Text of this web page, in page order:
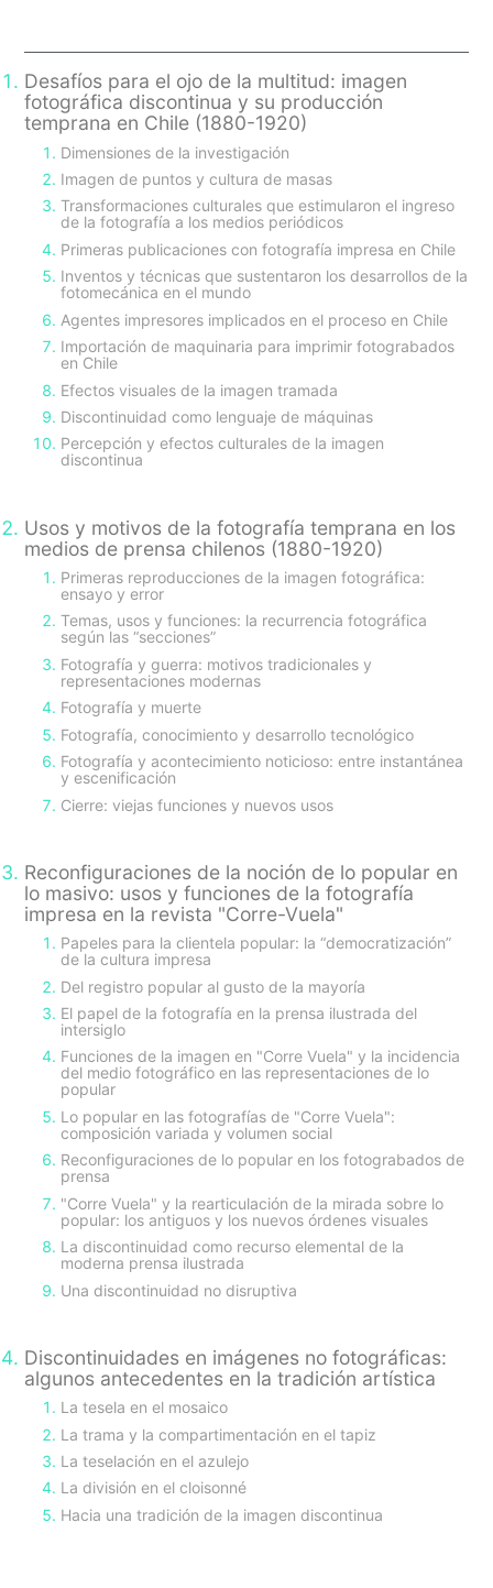
Desafíos para el ojo de la multitud: imagen
fotográfica discontinua y su producción
temprana en Chile (1880-1920)
Dimensiones de la investigación
Imagen de puntos y cultura de masas
Transformaciones culturales que estimularon el ingreso
de la fotografía a los medios periódicos
Primeras publicaciones con fotografía impresa en Chile
Inventos y técnicas que sustentaron los desarrollos de la
fotomecánica en el mundo
Agentes impresores implicados en el proceso en Chile
Importación de maquinaria para imprimir fotograbados
en Chile
Efectos visuales de la imagen tramada
Discontinuidad como lenguaje de máquinas
Percepción y efectos culturales de la imagen
discontinua
Usos y motivos de la fotografía temprana en los
medios de prensa chilenos (1880-1920)
Primeras reproducciones de la imagen fotográfica:
ensayo y error
Temas, usos y funciones: la recurrencia fotográfica
según las “secciones”
Fotografía y guerra: motivos tradicionales y
representaciones modernas
Fotografía y muerte
Fotografía, conocimiento y desarrollo tecnológico
Fotografía y acontecimiento noticioso: entre instantánea
y escenificación
Cierre: viejas funciones y nuevos usos
Reconfiguraciones de la noción de lo popular en
lo masivo: usos y funciones de la fotografía
impresa en la revista "Corre-Vuela"
Papeles para la clientela popular: la “democratización”
de la cultura impresa
Del registro popular al gusto de la mayoría
El papel de la fotografía en la prensa ilustrada del
intersiglo
Funciones de la imagen en "Corre Vuela" y la incidencia
del medio fotográfico en las representaciones de lo
popular
Lo popular en las fotografías de "Corre Vuela":
composición variada y volumen social
Reconfiguraciones de lo popular en los fotograbados de
prensa
"Corre Vuela" y la rearticulación de la mirada sobre lo
popular: los antiguos y los nuevos órdenes visuales
La discontinuidad como recurso elemental de la
moderna prensa ilustrada
Una discontinuidad no disruptiva
Discontinuidades en imágenes no fotográficas:
algunos antecedentes en la tradición artística
La tesela en el mosaico
La trama y la compartimentación en el tapiz
La teselación en el azulejo
La división en el cloisonné
Hacia una tradición de la imagen discontinua